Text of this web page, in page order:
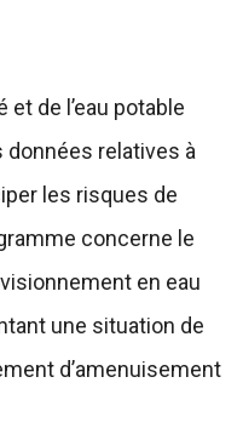
et de l’eau potable
relatives à
les risques de
concerne le
en eau
une situation de
d’amenuisement